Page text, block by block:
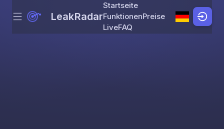
Skip to content
Menu LeakRadar
Startseite
FunktionenPreise
LiveFAQ